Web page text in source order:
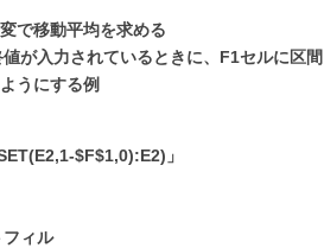
で移動平均を求める
が入力されているときに、F1セルに区
うにする例
$F$1,0):E2)」
フィル